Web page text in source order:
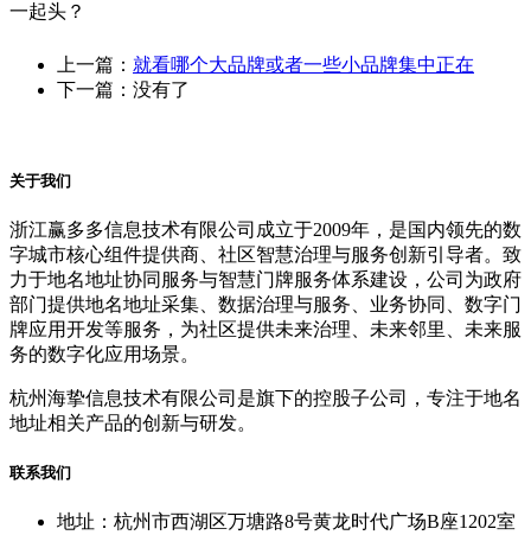
一起头？
上一篇： 就看哪个大品牌或者一些小品牌集中正在
下一篇：没有了
关于我们
浙江赢多多信息技术有限公司成立于2009年，是国内领先的数
字城市核心组件提供商、社区智慧治理与服务创新引导者。致
力于地名地址协同服务与智慧门牌服务体系建设，公司为政府
部门提供地名地址采集、数据治理与服务、业务协同、数字门
牌应用开发等服务，为社区提供未来治理、未来邻里、未来服
务的数字化应用场景。
杭州海挚信息技术有限公司是旗下的控股子公司，专注于地名
地址相关产品的创新与研发。
联系我们
地址：杭州市西湖区万塘路8号黄龙时代广场B座1202室